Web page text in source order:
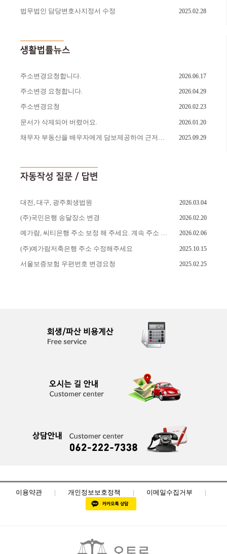
법무법인 담당변호사지정서 수정 2025.02.28
주소변경요청합니다. 2026.06.17
주소변경 요청합니다. 2026.04.29
주소변경요청 2026.02.23
문서가 삭제되어 버렸어요. 2026.01.20
채무자 부동산을 배우자에게 담보제공하여 근저당설정된 부분에 대하여 2025.09.29
대전, 대구, 광주회생법원 2026.03.04
(주)국민은행 송달장소 변경 2026.02.20
예가람, 씨티은행 주소 보정 해 주세요. 계속 주소 보정 나오고 있습니다. 빠른 반영 부탁드립니다. 2026.02.06
(주)예가람저축은행 주소 수정해주세요 2025.10.15
서울보증보험 우편번호 변경요청 2025.02.25
이용약관 | 개인정보보호정책 | 이메일수집거부 |